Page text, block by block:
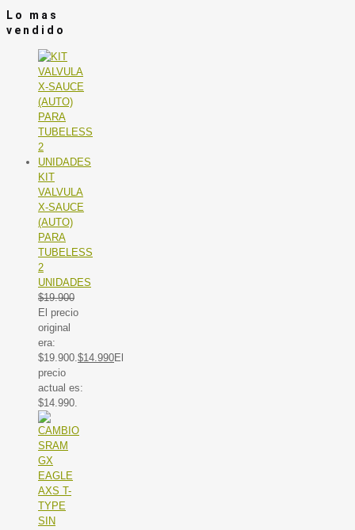
Lo mas
vendido
KIT
VALVULA
X-SAUCE
(AUTO)
PARA
TUBELESS
2
UNIDADES
$19.900
El precio
original
era:
$19.900.$14.990El
precio
actual es:
$14.990.